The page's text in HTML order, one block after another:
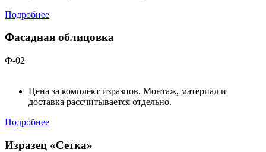
Подробнее
Фасадная облицовка
Ф-02
Цена за комплект изразцов. Монтаж, материал и
доставка рассчитывается отдельно.
Подробнее
Изразец «Сетка»